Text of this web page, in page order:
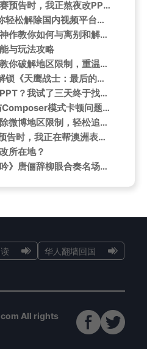
刷到云顶之弈全球总决赛预告时，我正熬夜改PPT——看到15万美元奖金，突然想起当年在海外追国服的辛酸
海外华人必看！3招教你轻松解除国内视频平台地区限制
看哭了！这部国产动画神作教你如何与离别和解，结尾反转太戳心
与玩法攻略
海外追剧党必看！三步教你破解地区限制，重温《香蜜》经典名场面
海外党狂喜！3招教你解锁《天鹰战士：最后的冲击》，全球同步追番不是梦
海外追更国服游戏卡成PPT？我试了三天终于找到让LOL流畅到飞起的方法
解决Cursor应用错误与Composer模式卡顿问题，提升编程效率
海外华人必看！一招解除微博地区限制，轻松追《新说唱2025》严浩翔严选现场
刷到云顶S16七费弈子预告时，我正在帮澳洲表弟调试加速器——他说每次版本更新都卡成PPT
所在地？
海外华人必看！《水龙吟》唐俪辞柳眼合奏名场面，教你如何突破地区限制流畅追剧
华人翻墙回国
All rights